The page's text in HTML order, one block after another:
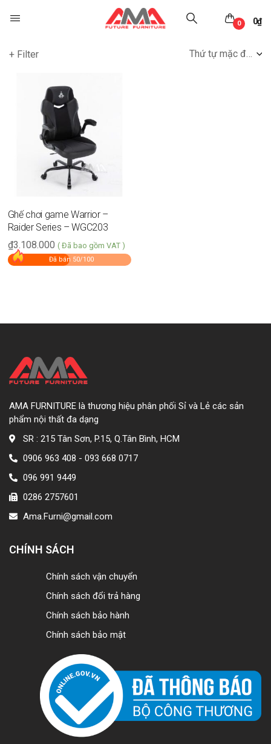
0₫
0
+ Filter Thứ tự mặc định
Ghế chơi game Warrior –
Raider Series – WGC203
3.108.000
₫ ( Đã bao gồm VAT )
Đã bán 50/100
AMA FURNITURE là thương hiệu phân phối Sỉ và Lẻ các sản
phẩm nội thất đa dạng
SR : 215 Tân Sơn, P.15, Q.Tân Bình, HCM
0906 963 408 - 093 668 0717
096 991 9449
0286 2757601
Ama.Furni@gmail.com
CHÍNH SÁCH
Chính sách vận chuyển
Chính sách đổi trả hàng
Chính sách bảo hành
Chính sách bảo mật